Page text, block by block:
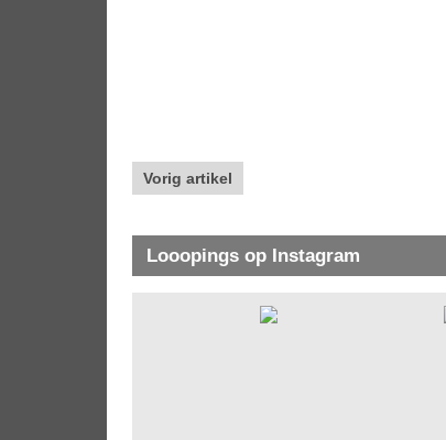
Vorig artikel
Looopings op Instagram